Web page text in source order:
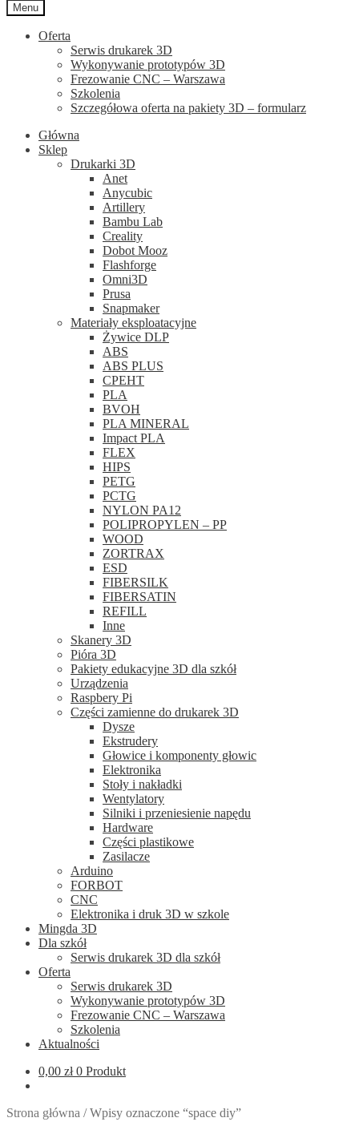
Menu
Oferta
Serwis drukarek 3D
Wykonywanie prototypów 3D
Frezowanie CNC – Warszawa
Szkolenia
Szczegółowa oferta na pakiety 3D – formularz
Główna
Sklep
Drukarki 3D
Anet
Anycubic
Artillery
Bambu Lab
Creality
Dobot Mooz
Flashforge
Omni3D
Prusa
Snapmaker
Materiały eksploatacyjne
Żywice DLP
ABS
ABS PLUS
CPEHT
PLA
BVOH
PLA MINERAL
Impact PLA
FLEX
HIPS
PETG
PCTG
NYLON PA12
POLIPROPYLEN – PP
WOOD
ZORTRAX
ESD
FIBERSILK
FIBERSATIN
REFILL
Inne
Skanery 3D
Pióra 3D
Pakiety edukacyjne 3D dla szkół
Urządzenia
Raspbery Pi
Części zamienne do drukarek 3D
Dysze
Ekstrudery
Głowice i komponenty głowic
Elektronika
Stoły i nakładki
Wentylatory
Silniki i przeniesienie napędu
Hardware
Części plastikowe
Zasilacze
Arduino
FORBOT
CNC
Elektronika i druk 3D w szkole
Mingda 3D
Dla szkół
Serwis drukarek 3D dla szkół
Oferta
Serwis drukarek 3D
Wykonywanie prototypów 3D
Frezowanie CNC – Warszawa
Szkolenia
Aktualności
0,00 zł 0 Produkt
Strona główna /Wpisy oznaczone “space diy”